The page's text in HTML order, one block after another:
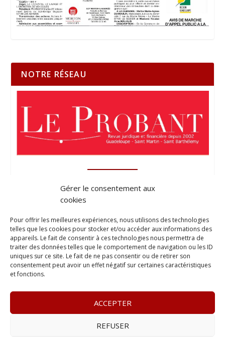
Gérer le consentement aux
cookies
Pour offrir les meilleures expériences, nous utilisons des technologies
telles que les cookies pour stocker et/ou accéder aux informations des
appareils. Le fait de consentir à ces technologies nous permettra de
traiter des données telles que le comportement de navigation ou les ID
uniques sur ce site. Le fait de ne pas consentir ou de retirer son
consentement peut avoir un effet négatif sur certaines caractéristiques
et fonctions.
ACCEPTER
REFUSER
NOTRE RÉSEAU
– www.lapostille.fr –